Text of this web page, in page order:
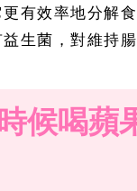
有效率地分解
生菌，對維持
候喝蘋